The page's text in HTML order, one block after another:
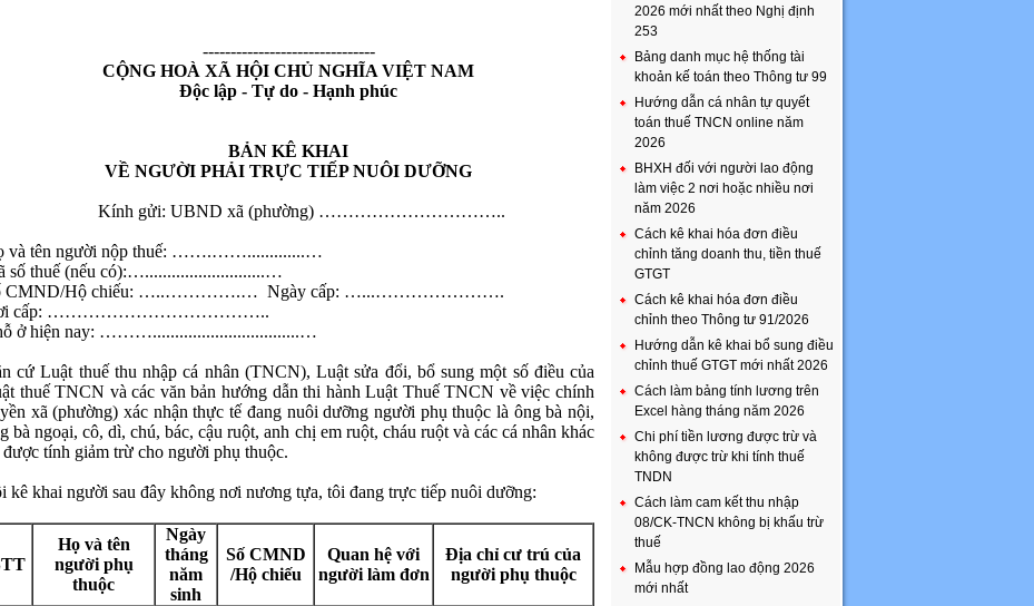
-------------------------------
CỘNG HOÀ XÃ HỘI CHỦ NGHĨA VIỆT NAM
Độc lập - Tự do - Hạnh phúc
BẢN KÊ KHAI
VỀ NGƯỜI PHẢI TRỰC TIẾP NUÔI DƯỠNG
gửi: UBND xã (phường) …………………………..
và tên người nộp thuế: …….…….............…
số thuế (nếu có):…...........................…
CMND/Hộ chiếu: …..………….… Ngày cấp: …...………………….
cấp: ………………………………..
ở hiện nay: ……….................................…
cứ Luật thuế thu nhập cá nhân (TNCN), Luật sửa đổi, bổ sung một số điều của
thuế TNCN và các văn bản hướng dẫn thi hành Luật Thuế TNCN về việc chính
xã (phường) xác nhận thực tế đang nuôi dưỡng người phụ thuộc là ông bà nội,
bà ngoại, cô, dì, chú, bác, cậu ruột, anh chị em ruột, cháu ruột và các cá nhân khác
được tính giảm trừ cho người phụ thuộc.
kê khai người sau đây không nơi nương tựa, tôi đang trực tiếp nuôi dưỡng:
Họ và tên
người phụ
thuộc
Ngày
tháng
năm
sinh
Số CMND
/Hộ chiếu
Quan hệ với
người làm đơn
Địa chỉ cư trú của
người phụ thuộc
2026 mới nhất theo Nghị định
253
Bảng danh mục hệ thống tài
khoản kế toán theo Thông tư 99
Hướng dẫn cá nhân tự quyết
toán thuế TNCN online năm
2026
BHXH đối với người lao động
làm việc 2 nơi hoặc nhiều nơi
năm 2026
Cách kê khai hóa đơn điều
chỉnh tăng doanh thu, tiền thuế
GTGT
Cách kê khai hóa đơn điều
chỉnh theo Thông tư 91/2026
Hướng dẫn kê khai bổ sung điều
chỉnh thuế GTGT mới nhất 2026
Cách làm bảng tính lương trên
Excel hàng tháng năm 2026
Chi phí tiền lương được trừ và
không được trừ khi tính thuế
TNDN
Cách làm cam kết thu nhập
08/CK-TNCN không bị khấu trừ
thuế
Mẫu hợp đồng lao động 2026
mới nhất